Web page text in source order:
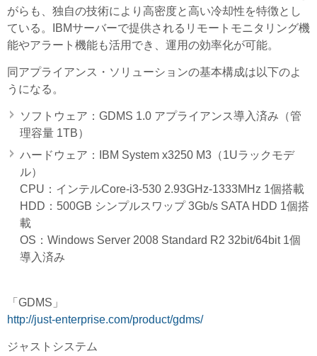
がらも、独自の技術により高密度と高い冷却性を特徴とし
ている。IBMサーバーで提供されるリモートモニタリング機
能やアラート機能も活用でき、運用の効率化が可能。
同アプライアンス・ソリューションの基本構成は以下のよ
うになる。
ソフトウェア：GDMS 1.0 アプライアンス導入済み（管
理容量 1TB）
ハードウェア：IBM System x3250 M3（1Uラックモデ
ル）
CPU：インテルCore-i3-530 2.93GHz-1333MHz 1個搭載
HDD：500GB シンプルスワップ 3Gb/s SATA HDD 1個搭
載
OS：Windows Server 2008 Standard R2 32bit/64bit 1個
導入済み
「GDMS」
http://just-enterprise.com/product/gdms/
ジャストシステム